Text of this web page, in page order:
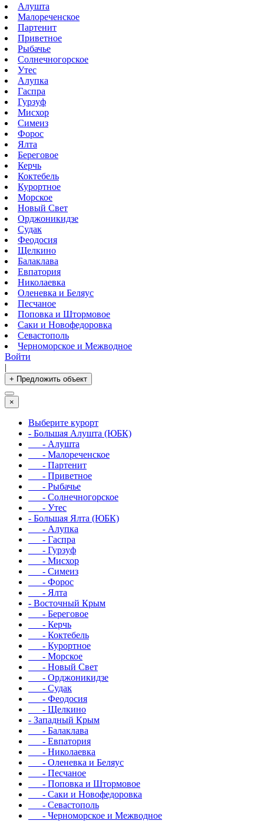
Алушта
Малореченское
Партенит
Приветное
Рыбачье
Солнечногорское
Утес
Алупка
Гаспра
Гурзуф
Мисхор
Симеиз
Форос
Ялта
Береговое
Керчь
Коктебель
Курортное
Морское
Новый Свет
Орджоникидзе
Судак
Феодосия
Щелкино
Балаклава
Евпатория
Николаевка
Оленевка и Беляус
Песчаное
Поповка и Штормовое
Саки и Новофедоровка
Севастополь
Черноморское и Межводное
Войти
|
+ Предложить объект
×
Выберите курорт
- Большая Алушта (ЮБК)
- Алушта
- Малореченское
- Партенит
- Приветное
- Рыбачье
- Солнечногорское
- Утес
- Большая Ялта (ЮБК)
- Алупка
- Гаспра
- Гурзуф
- Мисхор
- Симеиз
- Форос
- Ялта
- Восточный Крым
- Береговое
- Керчь
- Коктебель
- Курортное
- Морское
- Новый Свет
- Орджоникидзе
- Судак
- Феодосия
- Щелкино
- Западный Крым
- Балаклава
- Евпатория
- Николаевка
- Оленевка и Беляус
- Песчаное
- Поповка и Штормовое
- Саки и Новофедоровка
- Севастополь
- Черноморское и Межводное